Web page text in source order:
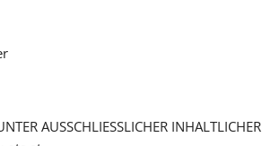
AUSSCHLIESSLICHER INHALTLICHER